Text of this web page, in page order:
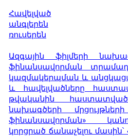
Հավելված
անգլերեն
ռուսերեն
Ազգային ֆիլմերի
ֆինանսավորման
կազմակերպման և
և հավելվածները
թվականին հաստատված
նախագծերի
ֆինանսավորման»
կորցրած ճանաչելու